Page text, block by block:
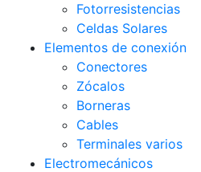
Fotorresistencias
Celdas Solares
Elementos de conexión
Conectores
Zócalos
Borneras
Cables
Terminales varios
Electromecánicos